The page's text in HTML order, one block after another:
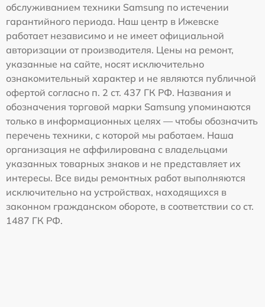
обслуживанием техники Samsung по истечении
гарантийного периода. Наш центр в Ижевске
работает независимо и не имеет официальной
авторизации от производителя. Цены на ремонт,
указанные на сайте, носят исключительно
ознакомительный характер и не являются публичной
офертой согласно п. 2 ст. 437 ГК РФ. Названия и
обозначения торговой марки Samsung упоминаются
только в информационных целях — чтобы обозначить
перечень техники, с которой мы работаем. Наша
организация не аффилирована с владельцами
указанных товарных знаков и не представляет их
интересы. Все виды ремонтных работ выполняются
исключительно на устройствах, находящихся в
законном гражданском обороте, в соответствии со ст.
1487 ГК РФ.